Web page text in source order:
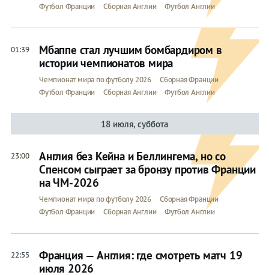
Футбол Франции
Сборная Англии Футбол Англии
01:39
Мбаппе стал лучшим бомбардиром в
истории чемпионатов мира
Чемпионат мира по футболу 2026
Сборная Франции
Футбол Франции
Сборная Англии Футбол Англии
18 июля, суббота
23:00
Англия без Кейна и Беллингема, но со
Спенсом сыграет за бронзу против Франции
на ЧМ-2026
Чемпионат мира по футболу 2026
Сборная Франции
Футбол Франции
Сборная Англии Футбол Англии
22:55
Франция — Англия: где смотреть матч 19
июля 2026